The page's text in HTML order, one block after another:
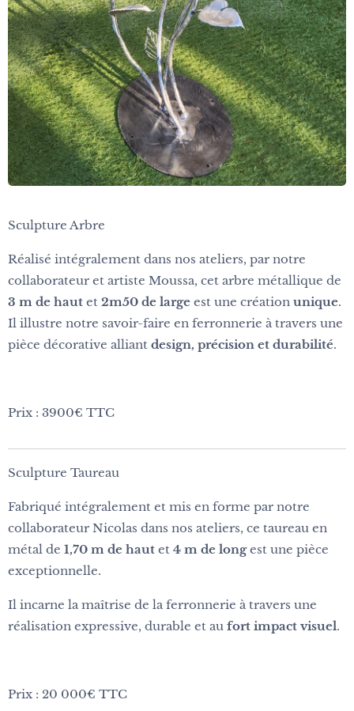
Sculpture Arbre
Réalisé intégralement dans nos ateliers, par notre
collaborateur et artiste Moussa, cet arbre métallique de
3 m de haut et 2m50 de large est une création unique.
Il illustre notre savoir-faire en ferronnerie à travers une
pièce décorative alliant design, précision et durabilité.
Prix : 3900€ TTC
Sculpture Taureau
Fabriqué intégralement et mis en forme par notre
collaborateur Nicolas dans nos ateliers, ce taureau en
métal de 1,70 m de haut et 4 m de longest une pièce
exceptionnelle.
Il incarne la maîtrise de la ferronnerie à travers une
réalisation expressive, durable et au fort impact visuel.
Prix : 20 000€ TTC